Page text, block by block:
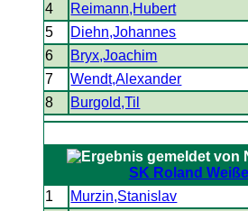
4
Reimann,Hubert
5
Diehn,Johannes
6
Bryx,Joachim
7
Wendt,Alexander
8
Burgold,Til
SK Roland
1 Murzin,Stanislav